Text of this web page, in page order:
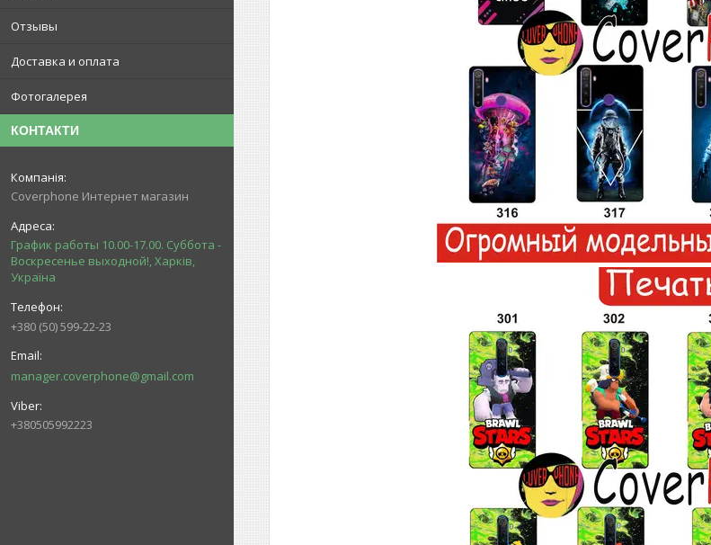
Отзывы
Доставка и оплата
Фотогалерея
КОНТАКТИ
Coverphone Интернет магазин
График работы 10.00-17.00. Суббота -
Воскресенье выходной!, Харків,
Україна
+380 (50) 599-22-23
manager.coverphone@gmail.com
+380505992223